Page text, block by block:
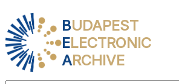
BUDAPEST
ELECTRONIC
ARCHIVE